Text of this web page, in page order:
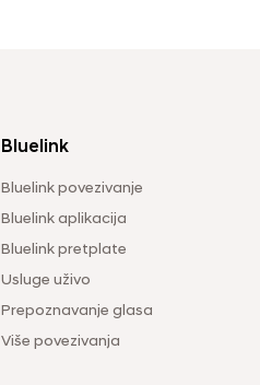
Bluelink
Bluelink povezivanje
Bluelink aplikacija
Bluelink pretplate
Usluge uživo
Prepoznavanje glasa
Više povezivanja